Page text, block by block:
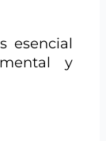
esencial
y